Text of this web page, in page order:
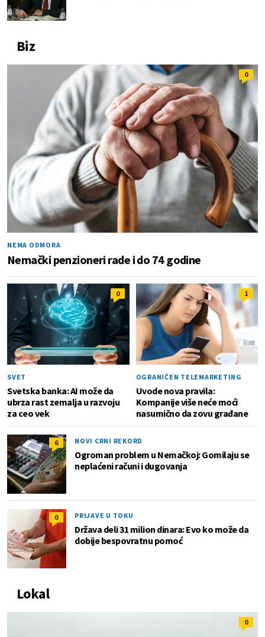
Biz
0
NEMA ODMORA
Nemački penzioneri rade i do 74 godine
0
SVET
Svetska banka: AI može da
ubrza rast zemalja u razvoju
za ceo vek
1
OGRANIČEN TELEMARKETING
Uvode nova pravila:
Kompanije više neće moći
nasumično da zovu građane
6 NOVI CRNI REKORD
Ogroman problem u Nemačkoj: Gomilaju se
neplaćeni računi i dugovanja
0 PRIJAVE U TOKU
Država deli 31 milion dinara: Evo ko može da
dobije bespovratnu pomoć
Lokal
0